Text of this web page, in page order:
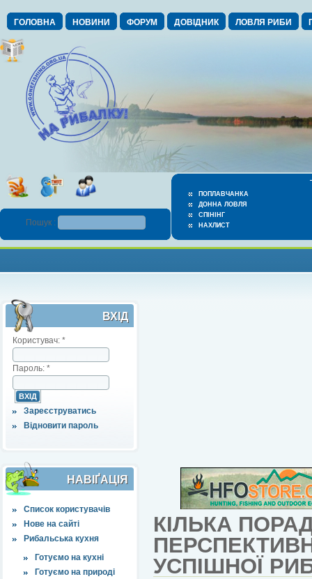
ГОЛОВНА НОВИНИ ФОРУМ ДОВІДНИК ЛОВЛЯ РИБИ
ПОПЛАВЧАНКА
ДОННА ЛОВЛЯ
СПІНІНГ
НАХЛИСТ
Пошук :
ВХІД
Користувач: *
Пароль: *
Зареєструватись
Відновити пароль
НАВІҐАЦІЯ
Список користувачів
Нове на сайті
Рибальська кухня
Готуємо на кухні
Готуємо на природі
КІЛЬКА
УСПІШНОЇ